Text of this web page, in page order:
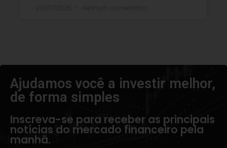
Ajudamos você a investir melhor,
de forma simples​
Inscreva-se para receber as principais
notícias do mercado financeiro pela
manhã.